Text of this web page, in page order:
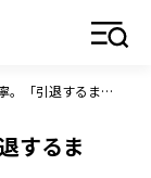
オフシーズンの稲見萌寧。「引退するまで、ずっと1位でいたい」
するま